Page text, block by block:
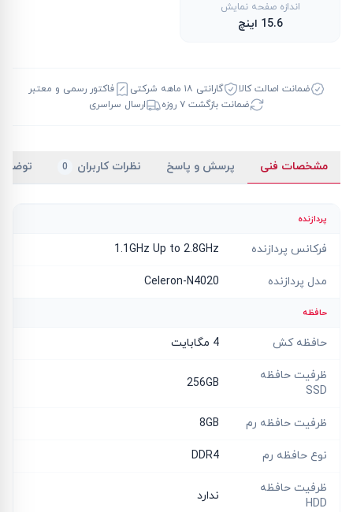
اندازه صفحه نمایش
15.6 اینچ
ضمانت اصالت کالا گارانتی ۱۸ ماهه شرکتی
فاکتور رسمی و معتبر
ضمانت بازگشت ۷ روزه
ارسال سراسری
مشخصات فنی پرسش و پاسخ نظرات کاربران 0
پردازنده
فرکانس پردازنده 1.1GHz Up to 2.8GHz
مدل پردازنده Celeron-N4020
حافظه
حافظه کش 4 مگابایت
ظرفیت حافظه
SSD
256GB
ظرفیت حافظه رم 8GB
نوع حافظه رم DDR4
ظرفیت حافظه
HDD
ندارد